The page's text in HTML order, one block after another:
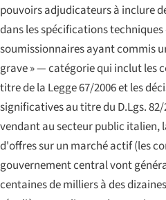
pouvoirs adjudicateurs à inclure
dans les spécifications
soumissionnaires ayant commis
grave » — catégorie qui inclut les
titre de la Legge 67/2006 et les
significatives au titre du D.Lgs.
vendant au secteur public
d'offres sur un marché actif (les
gouvernement central vont
centaines de milliers à des